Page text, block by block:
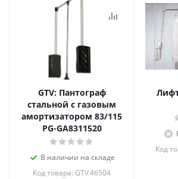
GTV: Пантограф
стальной с газовым
амортизатором 83/115
PG-GA8311520
В наличии на складе
Код товара: GTV.46504
Код